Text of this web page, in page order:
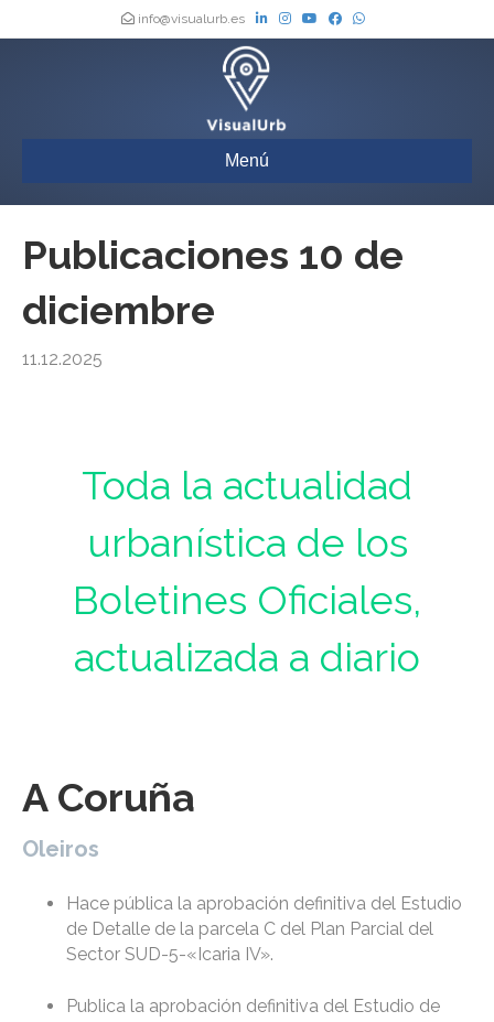
info@visualurb.es
Menú
Publicaciones 10 de
diciembre
11.12.2025
Toda la actualidad
urbanística de los
Boletines Oficiales,
actualizada a diario
A Coruña
Oleiros
Hace pública la aprobación definitiva del Estudio
de Detalle de la parcela C del Plan Parcial del
Sector SUD-5-«Icaria IV».
Publica la aprobación definitiva del Estudio de